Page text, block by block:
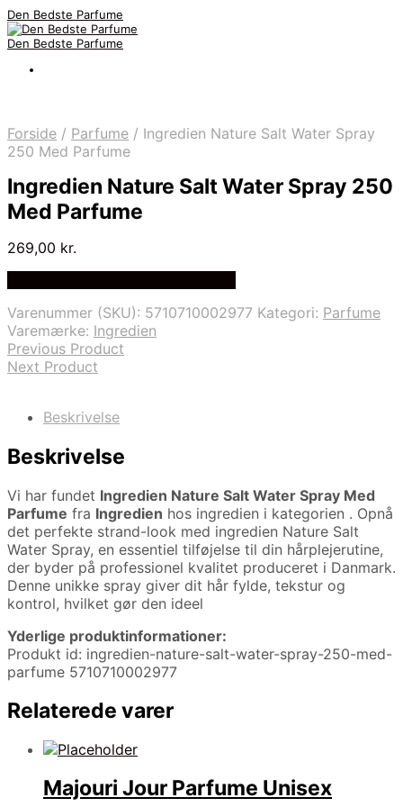
Den Bedste Parfume
Den Bedste Parfume
Forside / Parfume / Ingredien Nature Salt Water Spray
250 Med Parfume
Ingredien Nature Salt Water Spray 250
Med Parfume
269,00 kr.
Varenummer (SKU): 5710710002977 Kategori: Parfume
Varemærke: Ingredien
Previous Product
Next Product
Beskrivelse
Beskrivelse
Vi har fundet Ingredien Nature Salt Water Spray Med
Parfume fra Ingredien hos ingredien i kategorien . Opnå
det perfekte strand-look med ingredien Nature Salt
Water Spray, en essentiel tilføjelse til din hårplejerutine,
der byder på professionel kvalitet produceret i Danmark.
Denne unikke spray giver dit hår fylde, tekstur og
kontrol, hvilket gør den ideel
Yderlige produktinformationer:
Produkt id: ingredien-nature-salt-water-spray-250-med-
parfume 5710710002977
Relaterede varer
Majouri Jour Parfume Unisex